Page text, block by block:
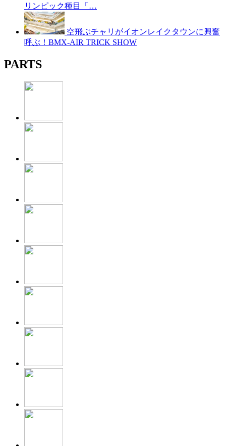
リンピック種目「…
空飛ぶチャリがイオンレイクタウンに興奮
呼ぶ！BMX-AIR TRICK SHOW
PARTS